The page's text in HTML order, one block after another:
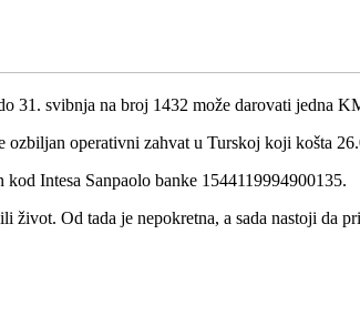
svibnja na broj 1432 može darovati jedna
operativni zahvat u Turskoj koji košta
Intesa Sanpaolo banke 1544119994900135.
Od tada je nepokretna, a sada nastoji da